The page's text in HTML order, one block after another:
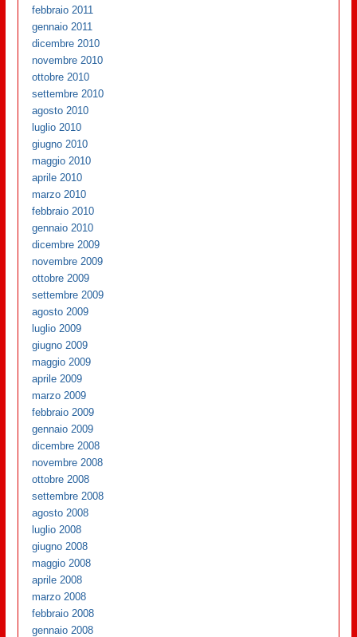
febbraio 2011
gennaio 2011
dicembre 2010
novembre 2010
ottobre 2010
settembre 2010
agosto 2010
luglio 2010
giugno 2010
maggio 2010
aprile 2010
marzo 2010
febbraio 2010
gennaio 2010
dicembre 2009
novembre 2009
ottobre 2009
settembre 2009
agosto 2009
luglio 2009
giugno 2009
maggio 2009
aprile 2009
marzo 2009
febbraio 2009
gennaio 2009
dicembre 2008
novembre 2008
ottobre 2008
settembre 2008
agosto 2008
luglio 2008
giugno 2008
maggio 2008
aprile 2008
marzo 2008
febbraio 2008
gennaio 2008